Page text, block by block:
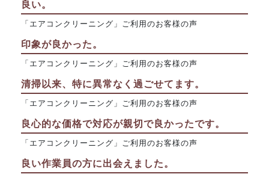
良い。
「エアコンクリーニング」ご利用のお客様の声
印象が良かった。
「エアコンクリーニング」ご利用のお客様の声
清掃以来、特に異常なく過ごせてます。
「エアコンクリーニング」ご利用のお客様の声
良心的な価格で対応が親切で良かったです。
「エアコンクリーニング」ご利用のお客様の声
良い作業員の方に出会えました。